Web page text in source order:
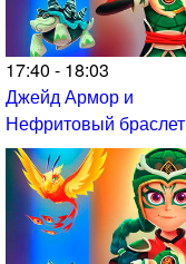
17:40 - 18:03
Джейд Армор и
Нефритовый браслет